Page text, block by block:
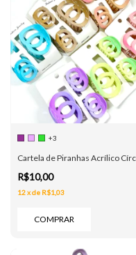
+3
Cartela de Piranhas Acrílico
R$10,00
12xde R$1,03
COMPRAR